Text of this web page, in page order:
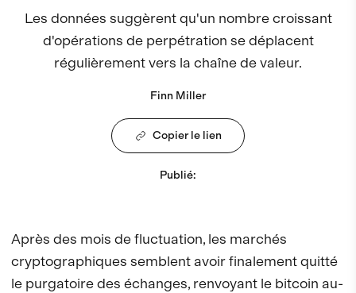
Les données suggèrent qu'un nombre croissant
d'opérations de perpétration se déplacent
régulièrement vers la chaîne de valeur.
Finn Miller
Copier le lien
Publié:
Après des mois de fluctuation, les marchés
cryptographiques semblent avoir finalement quitté
le purgatoire des échanges, renvoyant le bitcoin au-